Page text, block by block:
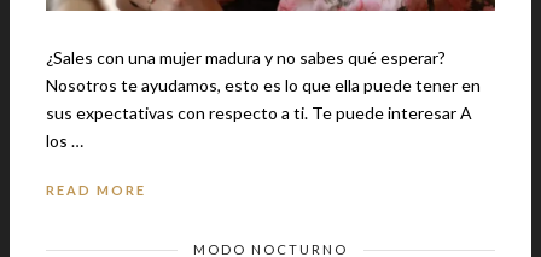
¿Sales con una mujer madura y no sabes qué esperar?
Nosotros te ayudamos, esto es lo que ella puede tener en
sus expectativas con respecto a ti. Te puede interesar A
los …
READ MORE
MODO NOCTURNO